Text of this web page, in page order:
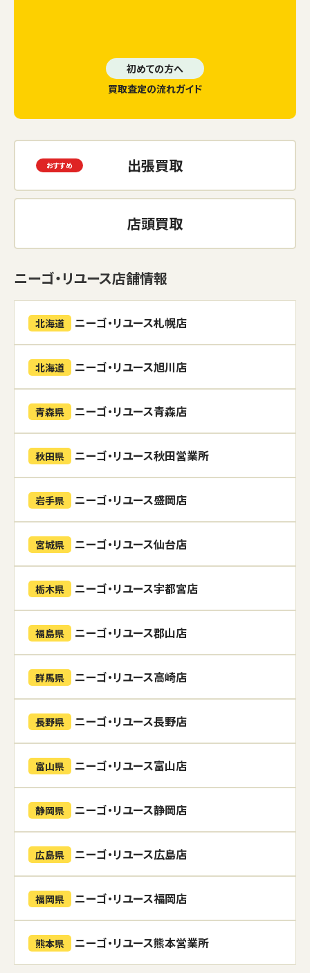
初めての方へ
買取査定の流れガイド
出張買取
店頭買取
ニーゴ・リユース店舗情報
北海道 ニーゴ・リユース札幌店
北海道 ニーゴ・リユース旭川店
青森県 ニーゴ・リユース青森店
秋田県 ニーゴ・リユース秋田営業所
岩手県 ニーゴ・リユース盛岡店
宮城県 ニーゴ・リユース仙台店
栃木県 ニーゴ・リユース宇都宮店
福島県 ニーゴ・リユース郡山店
群馬県 ニーゴ・リユース高崎店
長野県 ニーゴ・リユース長野店
富山県 ニーゴ・リユース富山店
静岡県 ニーゴ・リユース静岡店
広島県 ニーゴ・リユース広島店
福岡県 ニーゴ・リユース福岡店
熊本県 ニーゴ・リユース熊本営業所